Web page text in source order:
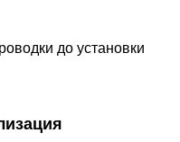
до установки